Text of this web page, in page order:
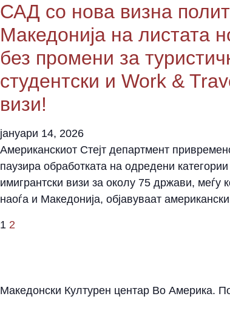
САД со нова визна
Македонија на листата
без промени за
студентски и Work &
визи!
јануари 14, 2026
Американскиот Стејт департмент
паузира обработката на одредени категории
имигрантски визи за околу 75 држави, меѓу
наоѓа и Македонија, објавуваат американски
1 2
Македонски Културен центар Во Америка.